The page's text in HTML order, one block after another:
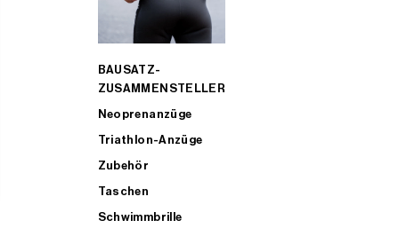
BAUSATZ-
ZUSAMMENSTELLER
Neoprenanzüge
Triathlon-Anzüge
Zubehör
Taschen
Schwimmbrille